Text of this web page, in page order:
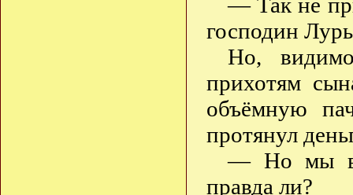
господин
Но,
прихотям
объёмную
протянул
— Но мы
правда ли?